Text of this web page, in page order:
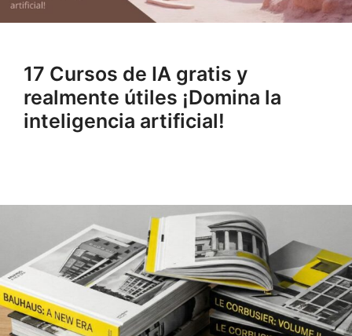
17 Cursos de IA gratis y
realmente útiles ¡Domina la
inteligencia artificial!